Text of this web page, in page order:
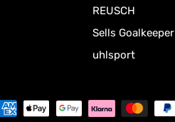
REUSCH
Sells Goalkeeper
uhlsport